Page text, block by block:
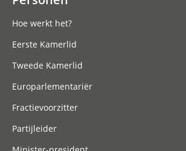
Hoe werkt het?
Eerste Kamerlid
Tweede Kamerlid
Europarlementariër
Fractievoorzitter
Partijleider